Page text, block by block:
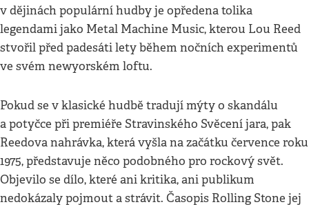
v dějinách populární hudby je opředena tolika
legendami jako Metal Machine Music, kterou Lou Reed
stvořil před padesáti lety během nočních experimentů
ve svém newyorském loftu.
Pokud se v klasické hudbě tradují mýty o skandálu
a potyčce při premiéře Stravinského Svěcení jara, pak
Reedova nahrávka, která vyšla na začátku července roku
1975, představuje něco podobného pro rockový svět.
Objevilo se dílo, které ani kritika, ani publikum
nedokázaly pojmout a strávit. Časopis Rolling Stone jej